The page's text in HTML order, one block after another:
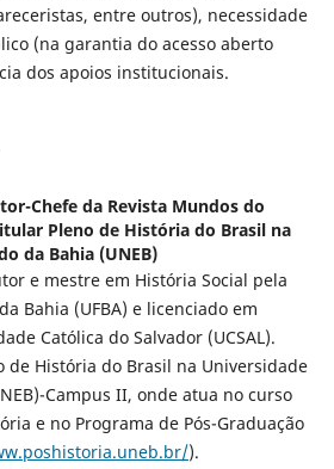
entre outros), necessidade
(na garantia do acesso aberto
dos apoios institucionais.
Chefe da Revista Mundos do
Pleno de História do Brasil na
da Bahia (UNEB)
e mestre em História Social pela
Bahia (UFBA) e licenciado em
Católica do Salvador (UCSAL).
de História do Brasil na Universidade
Campus II, onde atua no curso
e no Programa de Pós-Graduação
).